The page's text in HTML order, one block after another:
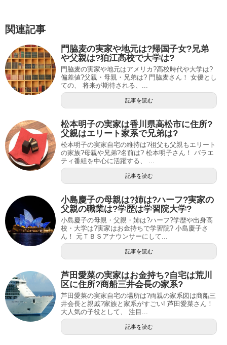
関連記事
門脇麦の実家や地元は?帰国子女?兄弟
や父親は?狛江高校で大学は?
門脇麦の実家や地元はアメリカ?高校時代や大学は?
偏差値?父親・母親・兄弟は? 門脇麦さん！ 女優とし
ての、 将来が期待される、...
記事を読む
松本明子の実家は香川県高松市に住所?
父親はエリート家系で兄弟は?
松本明子の実家自宅の維持は?祖父も父親もエリート
の家族?母親や兄弟?名前は? 松本明子さん！ バラエ
ティ番組を中心に活躍する、 ...
記事を読む
小島慶子の母親は?姉は?ハーフ?実家の
父親の職業は?学歴は学習院大学?
小島慶子の母親・父親・姉は?ハーフ?学歴や出身高
校・大学は?実家はお金持ちで学習院? 小島慶子さ
ん！ 元ＴＢＳアナウンサーにして...
記事を読む
芦田愛菜の実家はお金持ち?自宅は荒川
区に住所?商船三井会長の家系?
芦田愛菜の実家自宅の場所は?両親の家系図は商船三
井会長と親戚?家族と家系がすごい! 芦田愛菜さん！
大人気の子役として、 注目...
記事を読む